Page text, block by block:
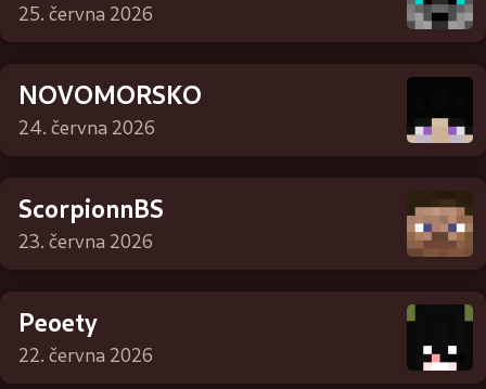
25. června 2026
NOVOMORSKO
24. června 2026
ScorpionnBS
23. června 2026
Peoety
22. června 2026